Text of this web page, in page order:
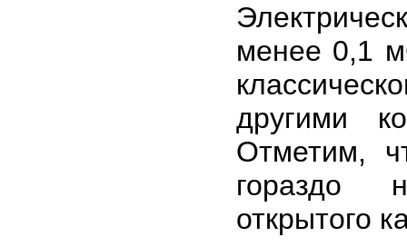
менее 0,1
другими
Отметим,
гораздо
открытого